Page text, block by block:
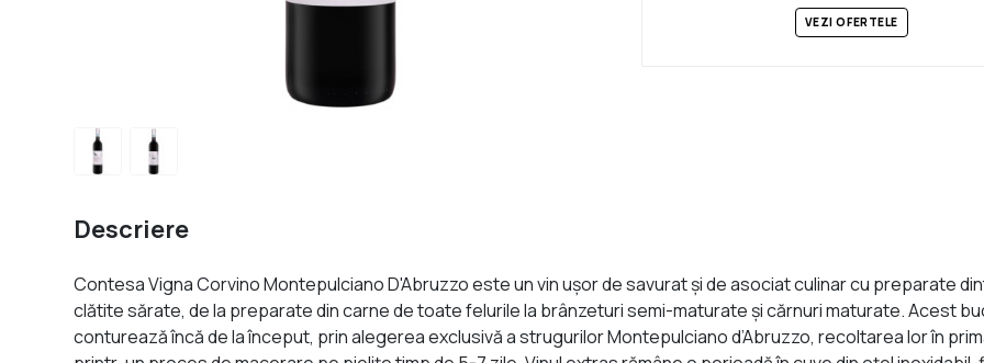
VEZI OFERTELE
Descriere
Contesa Vigna Corvino Montepulciano D'Abruzzo este un vin ușor de savurat și de asociat culinar cu preparate
clătite sărate, de la preparate din carne de toate felurile la brânzeturi semi-maturate și cărnuri maturate. Acest
conturează încă de la început, prin alegerea exclusivă a strugurilor Montepulciano d’Abruzzo, recoltarea lor în